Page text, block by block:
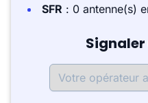
SFR : 0 antenne(s)